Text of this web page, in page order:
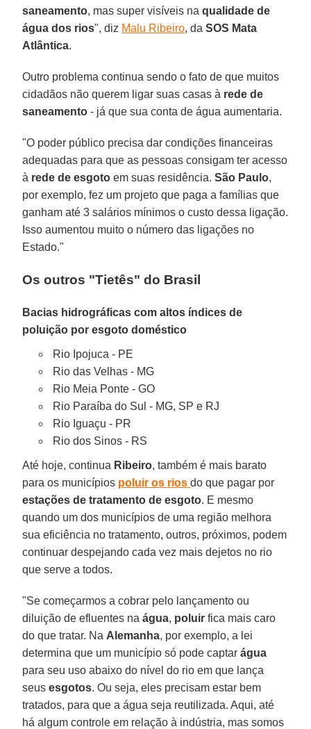
saneamento, mas super visíveis naqualidade de
água dos rios", diz Malu Ribeiro, daSOS Mata
Atlântica.
Outro problema continua sendo o fato de que muitos
cidadãos não querem ligar suas casas à rede de
saneamento - já que sua conta de água aumentaria.
"O poder público precisa dar condições financeiras
adequadas para que as pessoas consigam ter acesso
à rede de esgoto em suas residência.São Paulo,
por exemplo, fez um projeto que paga a famílias que
ganham até 3 salários mínimos o custo dessa ligação.
Isso aumentou muito o número das ligações no
Estado."
Os outros "Tietês" do Brasil
Bacias hidrográficas com altos índices de
poluição por esgoto doméstico
Rio Ipojuca - PE
Rio das Velhas - MG
Rio Meia Ponte - GO
Rio Paraíba do Sul - MG, SP e RJ
Rio Iguaçu - PR
Rio dos Sinos - RS
Até hoje, continua Ribeiro, também é mais barato
para os municípios poluir os rios do que pagar por
estações de tratamento de esgoto. E mesmo
quando um dos municípios de uma região melhora
sua eficiência no tratamento, outros, próximos, podem
continuar despejando cada vez mais dejetos no rio
que serve a todos.
"Se começarmos a cobrar pelo lançamento ou
diluição de efluentes naágua, poluir fica mais caro
do que tratar. Na Alemanha, por exemplo, a lei
determina que um município só pode captarágua
para seu uso abaixo do nível do rio em que lança
seusesgotos. Ou seja, eles precisam estar bem
tratados, para que a água seja reutilizada. Aqui, até
há algum controle em relação à indústria, mas somos